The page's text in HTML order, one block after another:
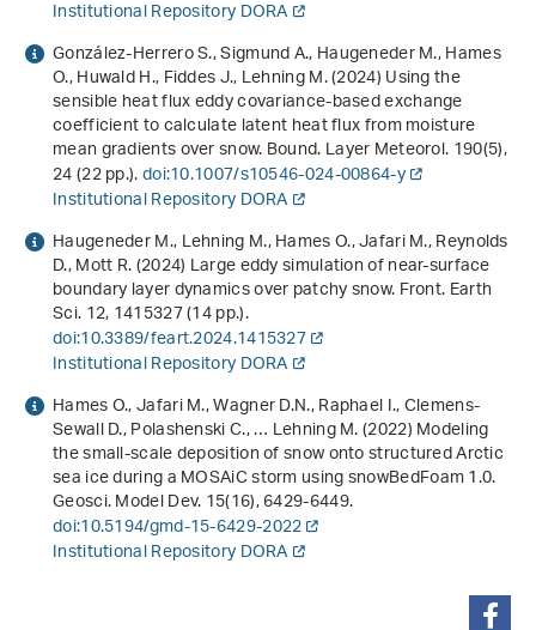
Institutional Repository DORA
González-Herrero S., Sigmund A., Haugeneder M., Hames
O., Huwald H., Fiddes J., Lehning M. (2024) Using the
sensible heat flux eddy covariance-based exchange
coefficient to calculate latent heat flux from moisture
mean gradients over snow. Bound. Layer Meteorol.190(5),
24 (22 pp.).doi:10.1007/s10546-024-00864-y
Institutional Repository DORA
Haugeneder M., Lehning M., Hames O., Jafari M., Reynolds
D., Mott R. (2024) Large eddy simulation of near-surface
boundary layer dynamics over patchy snow. Front. Earth
Sci.12, 1415327 (14 pp.).
doi:10.3389/feart.2024.1415327
Institutional Repository DORA
Hames O., Jafari M., Wagner D.N., Raphael I., Clemens-
Sewall D., Polashenski C., … Lehning M. (2022) Modeling
the small-scale deposition of snow onto structured Arctic
sea ice during a MOSAiC storm using snowBedFoam 1.0.
Geosci. Model Dev.15(16), 6429-6449.
doi:10.5194/gmd-15-6429-2022
Institutional Repository DORA